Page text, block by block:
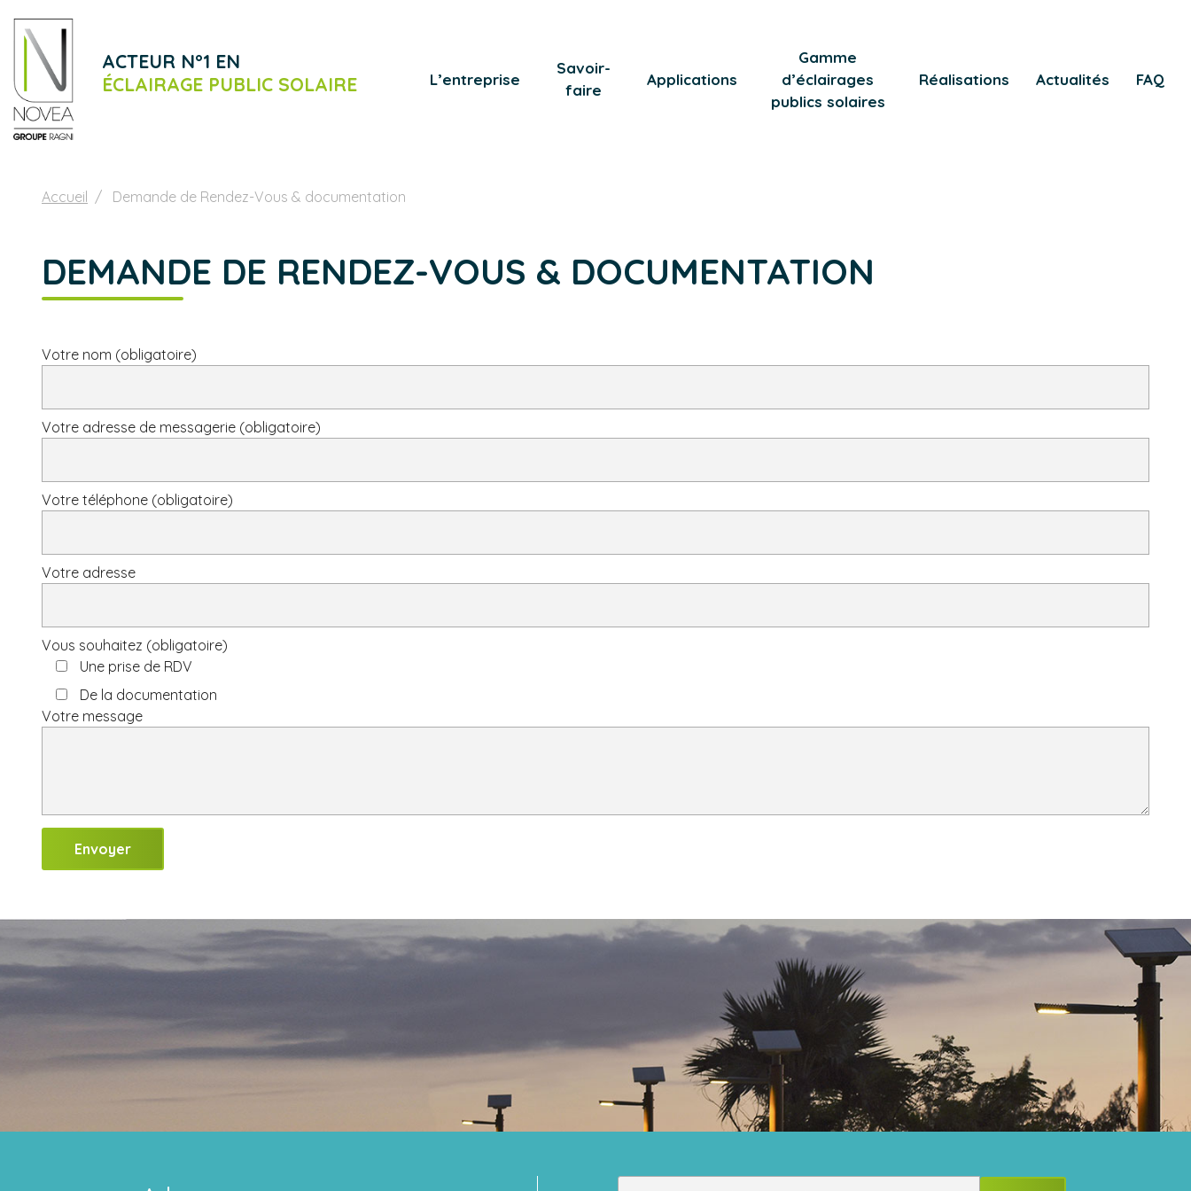
ACTEUR N°1 EN
ÉCLAIRAGE PUBLIC SOLAIRE
L’entreprise
Savoir-
faire
Applications
Gamme
d’éclairages
publics solaires
Réalisations Actualités FAQ
Accueil Demande de Rendez-Vous & documentation
DEMANDE DE RENDEZ-VOUS & DOCUMENTATION
Votre nom (obligatoire)
Votre adresse de messagerie (obligatoire)
Votre téléphone (obligatoire)
Votre adresse
Vous souhaitez (obligatoire)
Une prise de RDV
De la documentation
Votre message